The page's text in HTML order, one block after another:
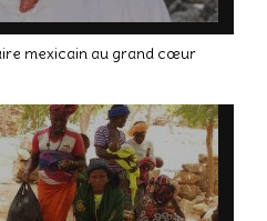
mexicain au grand cœur